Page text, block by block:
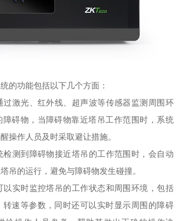
的功能包括以下几个方面：
过激光、红外线、超声波等传感器监测周围环
障碍物，当障碍物靠近塔吊工作范围时，系统
操作人员及时采取避让措施。
检测到障碍物接近塔吊的工作范围时，会自动
吊的运行，避免与障碍物发生碰撞。
以实时监控塔吊的工作状态和周围环境，包括
转速等参数，同时还可以实时显示周围的障碍